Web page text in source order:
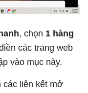
, chọn 1 hàng
các trang web
vào mục này.
các liên kết mở